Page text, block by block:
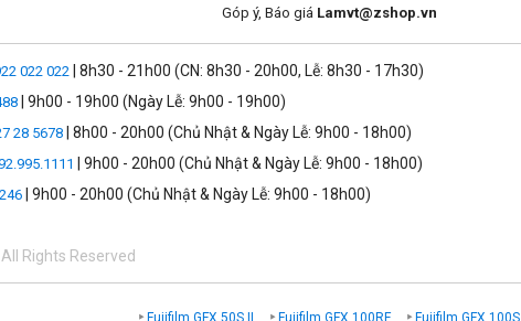
Góp ý, Báo giá Lamvt@zshop.vn
022 022 | 8h30 - 21h00 (CN: 8h30 - 20h00, Lễ: 8h30 - 17h30)
| 9h00 - 19h00 (Ngày Lễ: 9h00 - 19h00)
28 5678 | 8h00 - 20h00 (Chủ Nhật & Ngày Lễ: 9h00 - 18h00)
| 9h00 - 20h00 (Chủ Nhật & Ngày Lễ: 9h00 - 18h00)
| 9h00 - 20h00 (Chủ Nhật & Ngày Lễ: 9h00 - 18h00)
All Rights Reserved
Fujifilm GFX 50S II Fujifilm GFX 100RF Fujifilm GFX 100S